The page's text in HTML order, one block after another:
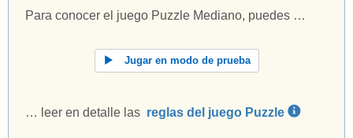
Para conocer el juego Puzzle Mediano, puedes …
Jugar en modo de prueba
… leer en detalle las reglas del juego Puzzle